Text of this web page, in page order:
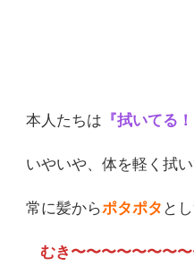
本人たちは 『拭いてる！
いやいや、体を軽く拭い
常に髪からポタポタ と
むき〜〜〜〜〜〜〜